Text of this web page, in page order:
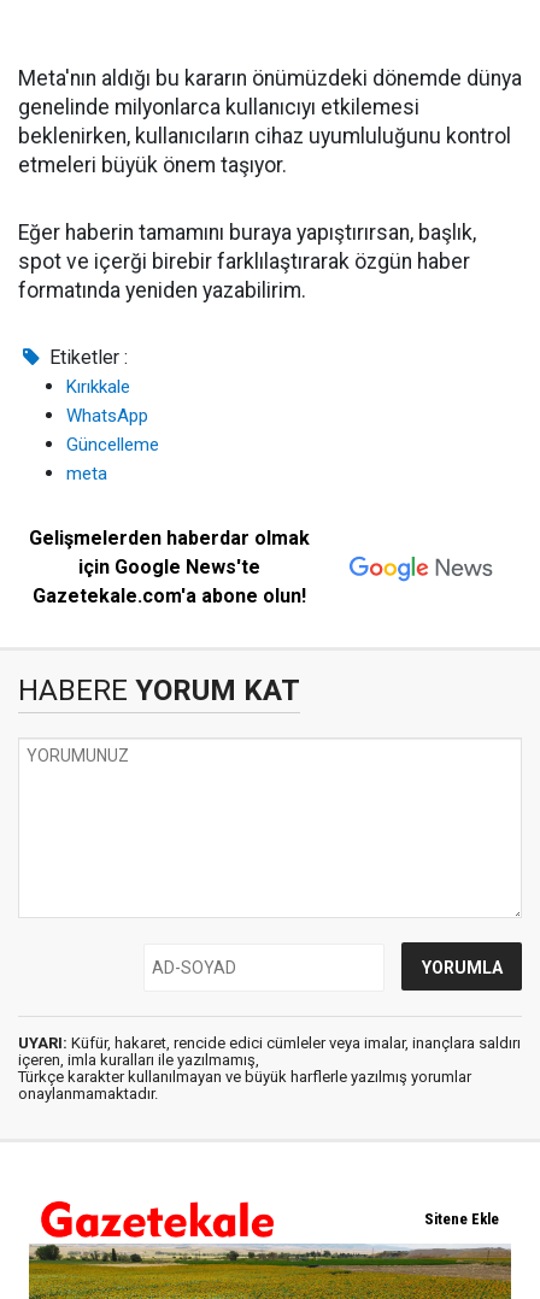
Meta'nın aldığı bu kararın önümüzdeki dönemde dünya
genelinde milyonlarca kullanıcıyı etkilemesi
beklenirken, kullanıcıların cihaz uyumluluğunu kontrol
etmeleri büyük önem taşıyor.
Eğer haberin tamamını buraya yapıştırırsan, başlık,
spot ve içerği birebir farklılaştırarak özgün haber
formatında yeniden yazabilirim.
Etiketler :
Kırıkkale
WhatsApp
Güncelleme
meta
Gelişmelerden haberdar olmak
için Google News'te
Gazetekale.com'a abone olun!
HABERE YORUM KAT
UYARI: Küfür, hakaret, rencide edici cümleler veya imalar, inançlara saldırı
içeren, imla kuralları ile yazılmamış,
Türkçe karakter kullanılmayan ve büyük harflerle yazılmış yorumlar
onaylanmamaktadır.